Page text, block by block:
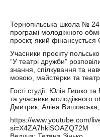
Тернопільська школа № 24
програмі молодіжного
проєкт, який
Учасники проєкту
“У театрі дружби”
знання, спілкування та
мовою, майстерки та
Гості студії: Юлія Гишко
та учасники молодіжного
Дмитрик, Аліна
https://www.youtube.com/
si=X4ZA7hklSOAZQ72M